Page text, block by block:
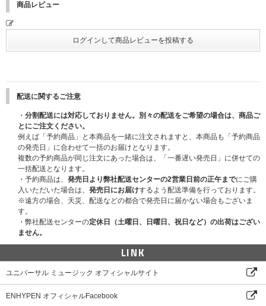
※購入者抽選プレゼントは対象商品を期間内にご予約・ご購入いただいたお客
様を対象に、抽選でご当選された方のみ「メンバー別・直筆サイン入りセルフ
ィーフォトカード」を、購入者先着プレゼントは対象商品を期間内にご予約・
ご購入いただいたお客様を対象に、先着で「セルフィー・ミニフォトカード7枚
セット+フォトカード入れアクリルキーリング」をプレゼントいたします。特典
のお渡し方法が異なりますのでご注意ください。
※特典は商品とは別途送付いたします。
※ENHYPEN Weverse ShopとUNIVERSAL MUSIC STOREの特典は共通で
■購入者スペシャルプレゼント企画 開催日程
商品レビュー
配送に関するご注意
・ 分割配送には対応しておりません。別々の配送をご希望の場合は、商品ご
とにご注文ください。
例えば「予約商品」と本商品を一緒に注文されますと、本商品も「予約商品
の発売日」に合わせて一括のお届けとなります。
複数の予約商品が同じ注文にあった場合は、「一番遅い発売日」に併せての
一括配送となります。
・予約商品は、 発売日より弊社配送センターの2営業日前の正午までにご購
入いただいた場合は、 発売日にお届けするよう配送準備を行っております。
※遠方の場合、天災、配送などの都合で発売日に届かない場合もございま
す。
・弊社配送センターの定休日（土曜日、日曜日、祝日など）の出荷はござい
ません。
LINK
ユニバーサル ミュージック オフィシャルサイト
ENHYPEN オフィシャルFacebook